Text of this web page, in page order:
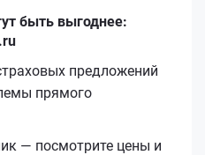
быть выгоднее:
предложений
прямого
— посмотрите цены и